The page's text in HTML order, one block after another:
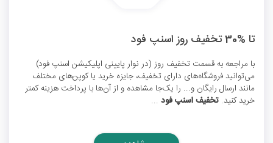
تا %30 تخفیف روز اسنپ فود
با مراجعه به قسمت تخفیف روز (در نوار پایینی اپلیکیشن اسنپ فود)
می‌توانید فروشگاه‌های دارای تخفیف، جایزه خرید یا کوپن‌های مختلف
مانند ارسال رایگان و... را یک‌جا مشاهده و از آن‌ها با پرداخت هزینه کمتر
خرید کنید. تخفیف‌ اسنپ فود ...